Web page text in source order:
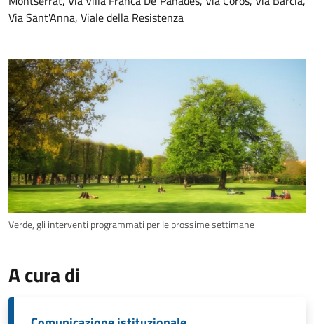
Via Sant'Anna, Viale della Resistenza
Verde, gli interventi programmati per le prossime settimane
A cura di